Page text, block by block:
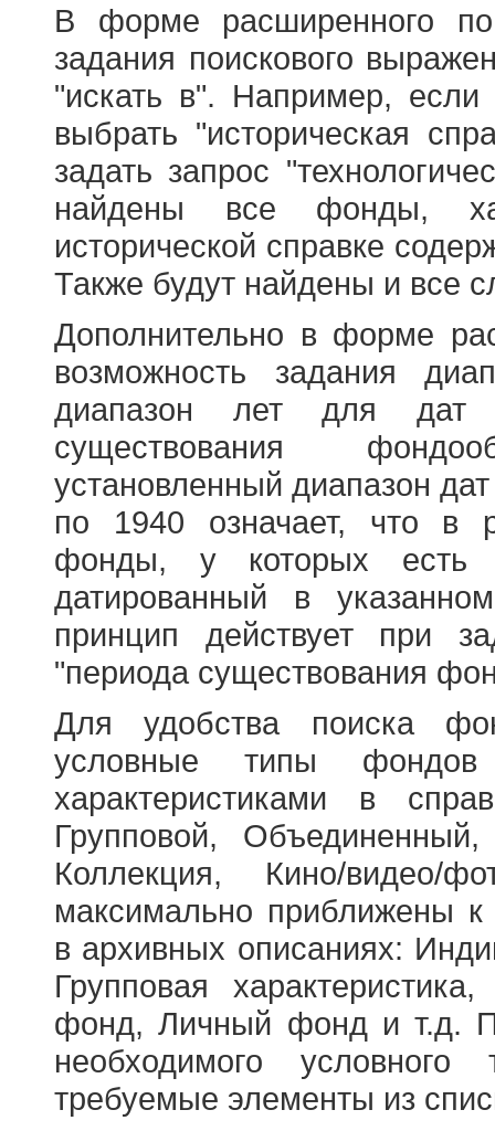
В форме расширенного
задания поискового
"искать в". Например,
выбрать "историческая
задать запрос
найдены все фонды,
исторической справке
Также будут найдены и все
Дополнительно в форме
возможность задания
диапазон лет для
существования
установленный диапазон
по 1940 означает, что в
фонды, у которых есть
датированный в
принцип действует при
"периода существования
Для удобства поиска
условные типы
характеристиками в
Групповой,
Коллекция, Кино/
максимально приближены
в архивных описаниях:
Групповая
фонд, Личный фонд и т.д.
необходимого
требуемые элементы из